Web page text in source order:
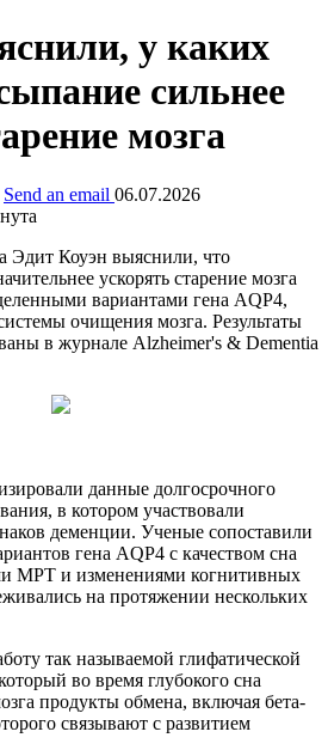
у каких
сильнее
мозга
Send an email 06.07.2026
Эдит Коуэн выяснили, что
ускорять старение мозга
вариантами гена AQP4,
очищения мозга. Результаты
в журнале Alzheimer's & Dementia
данные долгосрочного
в котором участвовали
деменции. Ученые сопоставили
гена AQP4 с качеством сна
МРТ и изменениями когнитивных
на протяжении нескольких
так называемой глифатической
во время глубокого сна
продукты обмена, включая бета-
связывают с развитием